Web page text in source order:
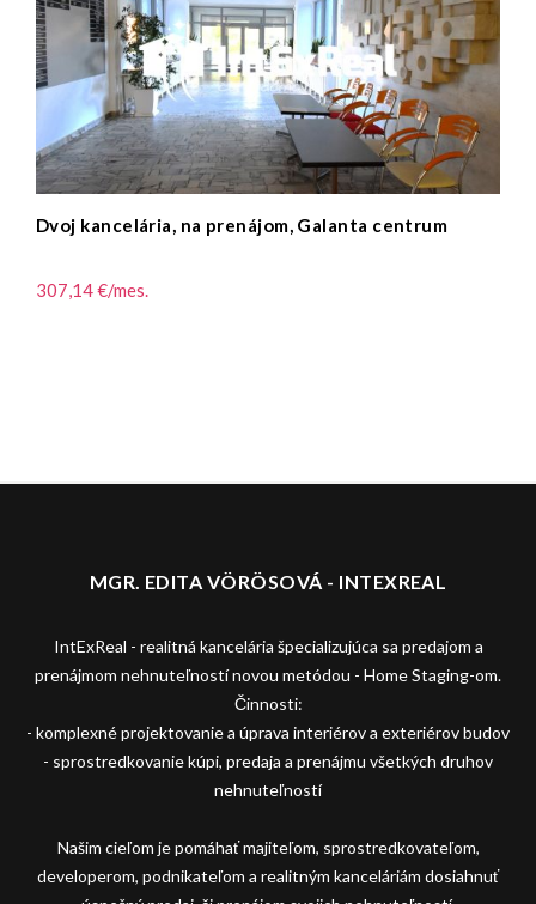
Dvoj kancelária, na prenájom, Galanta centrum
307,14 €/mes.
MGR. EDITA VÖRÖSOVÁ - INTEXREAL
IntExReal - realitná kancelária špecializujúca sa predajom a
prenájmom nehnuteľností novou metódou - Home Staging-om.
Činnosti:
- komplexné projektovanie a úprava interiérov a exteriérov budov
- sprostredkovanie kúpi, predaja a prenájmu všetkých druhov
nehnuteľností
Našim cieľom je pomáhať majiteľom, sprostredkovateľom,
developerom, podnikateľom a realitným kanceláriám dosiahnuť